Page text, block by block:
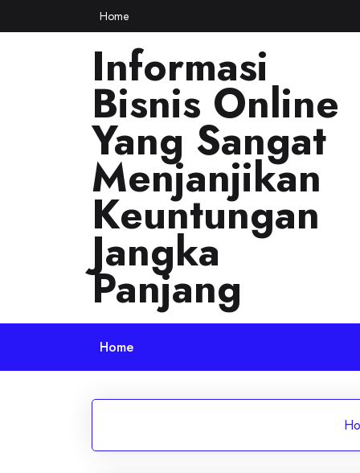
to
Home
Informasi
Bisnis Online
Yang Sangat
Menjanjikan
Keuntungan
Jangka
Panjang
Home